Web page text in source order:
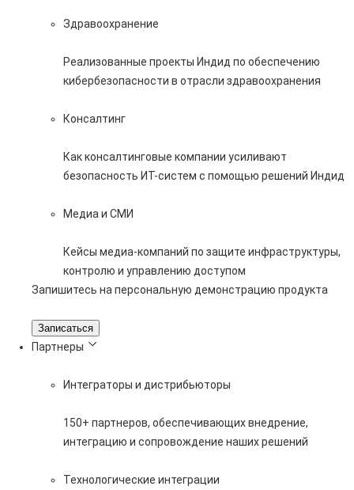
Здравоохранение
Реализованные проекты Индид по обеспечению
кибербезопасности в отрасли здравоохранения
Консалтинг
Как консалтинговые компании усиливают
безопасность ИТ-систем с помощью решений Индид
Медиа и СМИ
Кейсы медиа-компаний по защите инфраструктуры,
контролю и управлению доступом
Запишитесь на персональную демонстрацию продукта
Записаться
Партнеры
Интеграторы и дистрибьюторы
150+ партнеров, обеспечивающих внедрение,
интеграцию и сопровождение наших решений
Технологические интеграции